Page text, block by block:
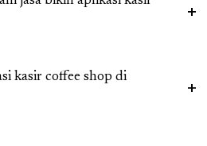
kasir coffee shop di